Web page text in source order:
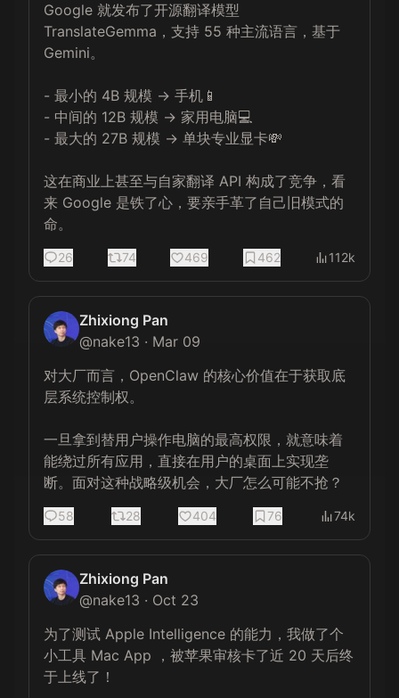
Google 就发布了开源翻译模型
TranslateGemma，支持 55 种主流语言，基于
Gemini。
- 最小的 4B 规模 -> 手机📱
- 中间的 12B 规模 -> 家用电脑💻
- 最大的 27B 规模 -> 单块专业显卡💸
这在商业上甚至与自家翻译 API 构成了竞争，看
来 Google 是铁了心，要亲手革了自己旧模式的
命。
26 74 469 462 112k
Zhixiong Pan
@nake13 · Mar 09
对大厂而言，OpenClaw 的核心价值在于获取底
层系统控制权。
一旦拿到替用户操作电脑的最高权限，就意味着
能绕过所有应用，直接在用户的桌面上实现垄
断。面对这种战略级机会，大厂怎么可能不抢？
58 28 404 76 74k
Zhixiong Pan
@nake13 · Oct 23
为了测试 Apple Intelligence 的能力，我做了个
小工具 Mac App ，被苹果审核卡了近 20 天后终
于上线了！